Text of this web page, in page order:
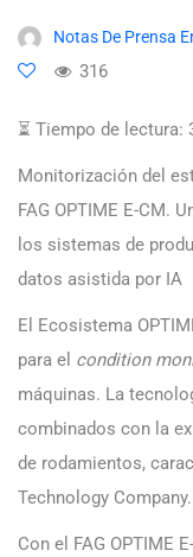
Notas De Prensa
316
⏳ Tiempo de lectura:
Monitorización del
FAG OPTIME E-CM.
los sistemas de
datos asistida por IA
El Ecosistema
para el condition
máquinas. La
combinados con la
de rodamientos,
Technology Company.
Con el FAG OPTIME